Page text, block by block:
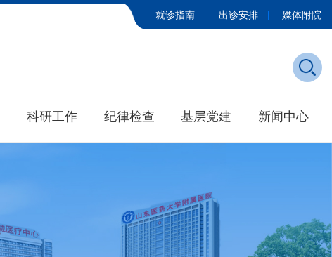
就诊指南 出诊安排 媒体附院
科研工作 纪律检查 基层党建 新闻中心
媒体附院
招标公告